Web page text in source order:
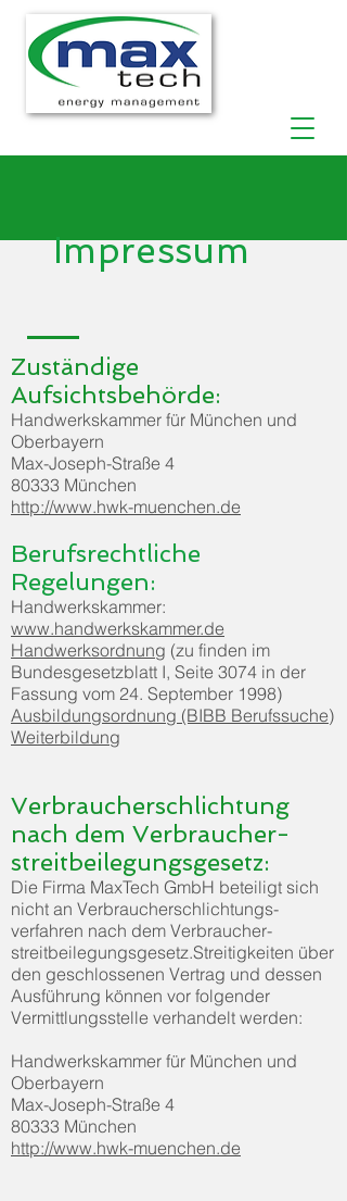
Impressum
Zuständige
Aufsichtsbehörde:
Handwerkskammer für München und
Oberbayern
Max-Joseph-Straße 4
80333 München
http://www.hwk-muenchen.de
Berufsrechtliche
Regelungen:
Handwerkskammer:
www.handwerkskammer.de
Handwerksordnung (zu finden im
Bundesgesetzblatt I, Seite 3074 in der
Fassung vom 24. September 1998)
Ausbildungsordnung (BIBB Berufssuche)
Weiterbildung
Verbraucherschlichtung
nach dem Verbraucher­
streitbeilegungs­gesetz:
Die Firma MaxTech GmbH beteiligt sich
nicht an Verbraucher­schlichtungs­
verfahren nach dem Verbraucher­
streitbeilegungs­gesetz.Streitigkeiten über
den geschlossenen Vertrag und dessen
Ausführung können vor folgender
Vermittlungsstelle verhandelt werden:
Handwerkskammer für München und
Oberbayern
Max-Joseph-Straße 4
80333 München
http://www.hwk-muenchen.de